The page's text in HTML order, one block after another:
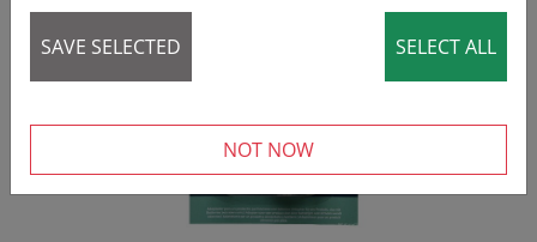
SAVE SELECTED SELECT ALL
NOT NOW